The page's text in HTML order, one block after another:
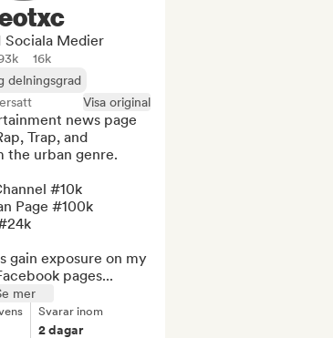
Sociala Medier
16k
delningsgrad
Visa original
news page
Trap, and
the urban genre.
#10k
Page #100k
gain exposure on my
pages...
mer
Svarar inom
2 dagar